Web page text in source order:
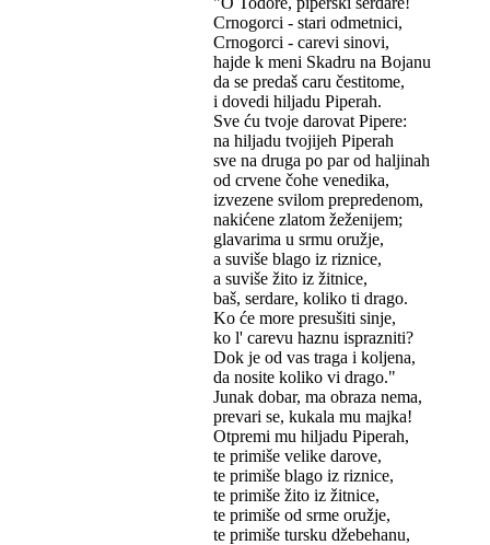
Crnogorci - stari odmetnici,
Crnogorci - carevi sinovi,
hajde k meni Skadru na Bojanu
da se predaš caru čestitome,
i dovedi hiljadu Piperah.
Sve ću tvoje darovat Pipere:
na hiljadu tvojijeh Piperah
sve na druga po par od haljinah
od crvene čohe venedika,
izvezene svilom prepredenom,
nakićene zlatom žeženijem;
glavarima u srmu oružje,
a suviše blago iz riznice,
a suviše žito iz žitnice,
baš, serdare, koliko ti drago.
Ko će more presušiti sinje,
ko l' carevu haznu isprazniti?
Dok je od vas traga i koljena,
da nosite koliko vi drago."
Junak dobar, ma obraza nema,
prevari se, kukala mu majka!
Otpremi mu hiljadu Piperah,
te primiše velike darove,
te primiše blago iz riznice,
te primiše žito iz žitnice,
te primiše od srme oružje,
te primiše tursku džebehanu,